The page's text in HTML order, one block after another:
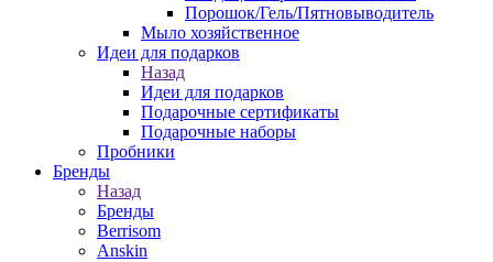
Порошок/Гель/Пятновыводитель
Мыло хозяйственное
Идеи для подарков
Назад
Идеи для подарков
Подарочные сертификаты
Подарочные наборы
Пробники
Бренды
Назад
Бренды
Berrisom
Anskin